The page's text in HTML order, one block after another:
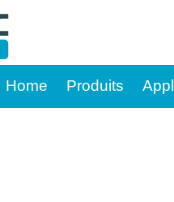
Home Produits